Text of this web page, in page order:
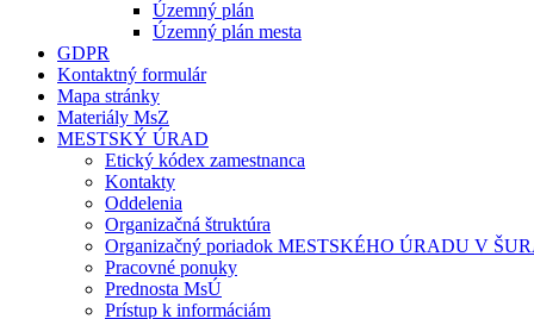
Územný plán
Územný plán mesta
GDPR
Kontaktný formulár
Mapa stránky
Materiály MsZ
MESTSKÝ ÚRAD
Etický kódex zamestnanca
Kontakty
Oddelenia
Organizačná štruktúra
Organizačný poriadok MESTSKÉHO ÚRADU V
Pracovné ponuky
Prednosta MsÚ
Prístup k informáciám